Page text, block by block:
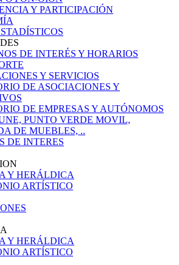
Y PARTICIPACIÓN
DE INTERÉS Y HORARIOS
Y SERVICIOS
DE ASOCIACIONES Y
DE EMPRESAS Y AUTÓNOMOS
PUNTO VERDE MOVIL,
DE MUEBLES, ..
DE INTERES
Y HERÁLDICA
ARTÍSTICO
Y HERÁLDICA
ARTÍSTICO